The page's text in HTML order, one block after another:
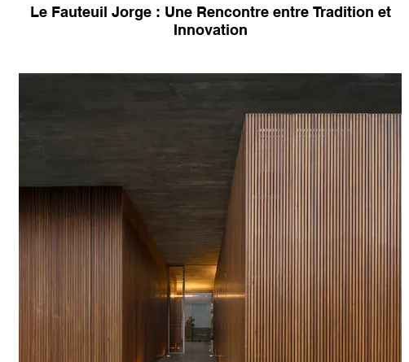
Le Fauteuil Jorge : Une Rencontre entre Tradition et
Innovation